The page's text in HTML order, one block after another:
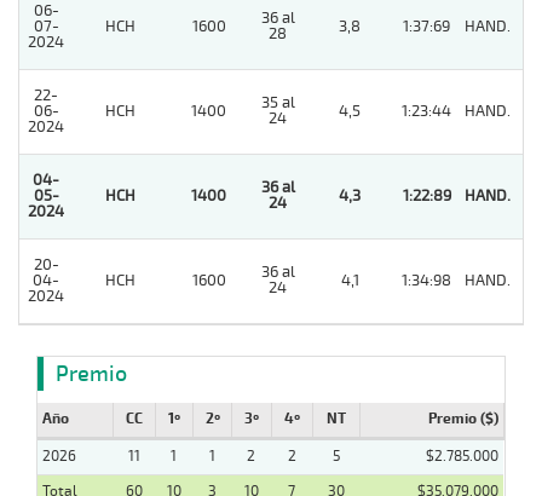
06-
07-
2024
HCH 1600
36 al
28
3,8 1:37:69 HAND.
22-
06-
2024
HCH 1400
35 al
24
4,5 1:23:44 HAND.
04-
05-
2024
HCH 1400
36 al
24
4,3 1:22:89 HAND.
20-
04-
2024
HCH 1600
36 al
24
4,1 1:34:98 HAND.
Premio
Año CC 1º 2º 3º 4º NT Premio ($)
2026 11 1 1 2 2 5
$2.785.000
Total
60 10 3 10 7 30
$35.079.000